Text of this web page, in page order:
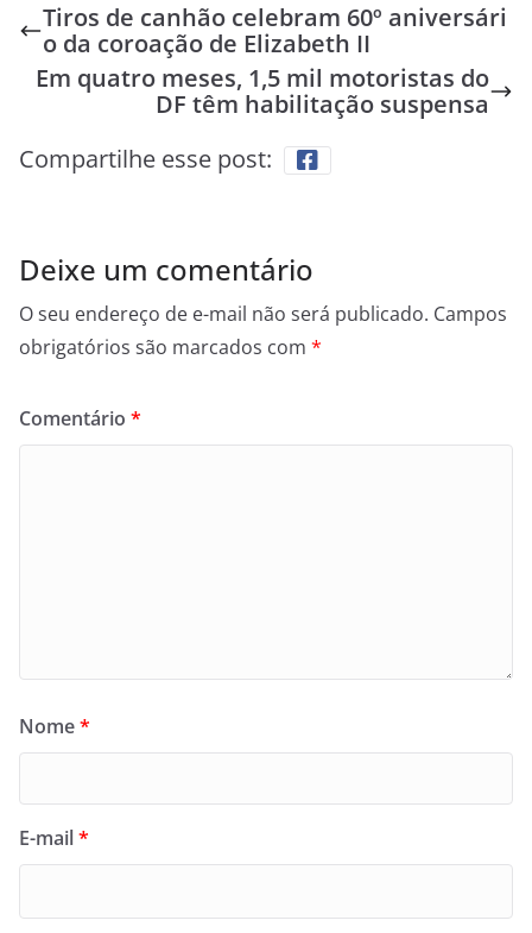
Tiros de canhão celebram 60º aniversári
o da coroação de Elizabeth II
Em quatro meses, 1,5 mil motoristas do
DF têm habilitação suspensa
Compartilhe esse post:
Deixe um comentário
O seu endereço de e-mail não será publicado. Campos
obrigatórios são marcados com *
Comentário *
Nome*
E-mail*